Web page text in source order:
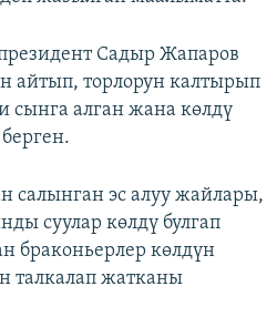
Садыр Жапаров
айтып, торлорун калтырып
сынга алган жана көлдү
салынган эс алуу жайлары,
суулар көлдү булгап
браконьерлер көлдүн
талкалап жатканы